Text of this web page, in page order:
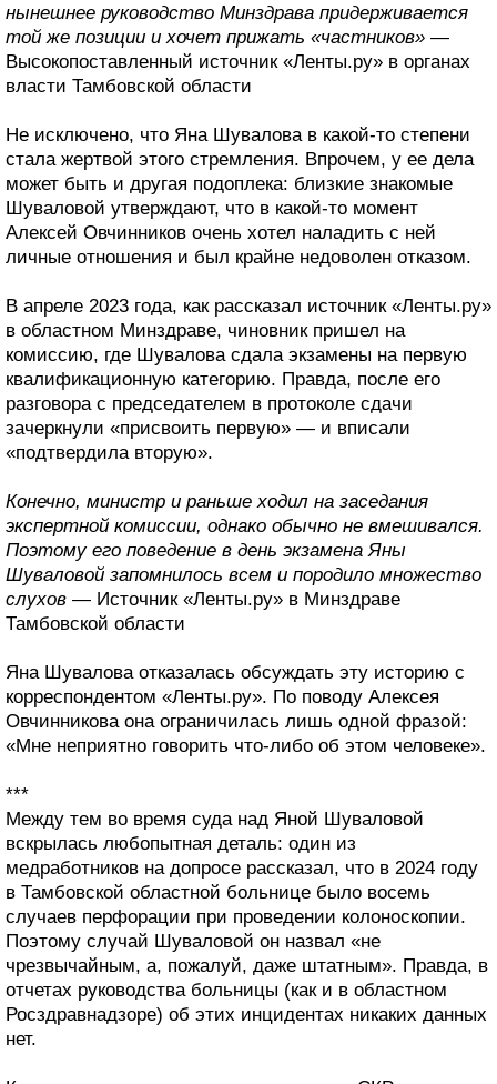
нынешнее руководство Минздрава придерживается
той же позиции и хочет прижать «частников» —
Высокопоставленный источник «Ленты.ру» в органах
власти Тамбовской области
Не исключено, что Яна Шувалова в какой-то степени
стала жертвой этого стремления. Впрочем, у ее дела
может быть и другая подоплека: близкие знакомые
Шуваловой утверждают, что в какой-то момент
Алексей Овчинников очень хотел наладить с ней
личные отношения и был крайне недоволен отказом.
В апреле 2023 года, как рассказал источник «Ленты.ру»
в областном Минздраве, чиновник пришел на
комиссию, где Шувалова сдала экзамены на первую
квалификационную категорию. Правда, после его
разговора с председателем в протоколе сдачи
зачеркнули «присвоить первую» — и вписали
«подтвердила вторую».
Конечно, министр и раньше ходил на заседания
экспертной комиссии, однако обычно не вмешивался.
Поэтому его поведение в день экзамена Яны
Шуваловой запомнилось всем и породило множество
слухов — Источник «Ленты.ру» в Минздраве
Тамбовской области
Яна Шувалова отказалась обсуждать эту историю с
корреспондентом «Ленты.ру». По поводу Алексея
Овчинникова она ограничилась лишь одной фразой:
«Мне неприятно говорить что-либо об этом человеке».
***
Между тем во время суда над Яной Шуваловой
вскрылась любопытная деталь: один из
медработников на допросе рассказал, что в 2024 году
в Тамбовской областной больнице было восемь
случаев перфорации при проведении колоноскопии.
Поэтому случай Шуваловой он назвал «не
чрезвычайным, а, пожалуй, даже штатным». Правда, в
отчетах руководства больницы (как и в областном
Росздравнадзоре) об этих инцидентах никаких данных
нет.